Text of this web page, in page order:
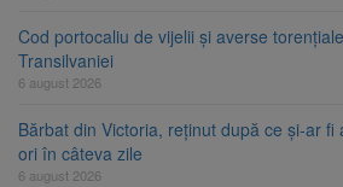
Cod portocaliu de vijelii și averse
Transilvaniei
6 august 2026
Bărbat din Victoria, reținut după ce și-ar
ori în câteva zile
6 august 2026